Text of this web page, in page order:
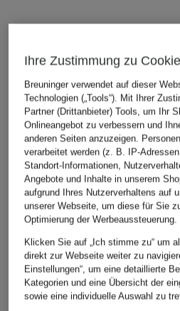
ÄHNLICHE ARTIKEL
Ihre Zustimmung zu
Breuninger verwendet auf dieser
Technologien („Tools“). Mit Ihrer
Partner (Drittanbieter) Tools, um Ihr
Onlineangebot zu verbessern und
anderen Seiten anzuzeigen.
verarbeitet werden (z. B. IP-
Standort-Informationen,
Angebote und Inhalte in unserem
aufgrund Ihres Nutzerverhaltens auf
unserer Webseite, um diese für Sie
Optimierung der Werbeaussteuerung.
Klicken Sie auf „Ich stimme zu“ um
direkt zur Webseite weiter zu
Einstellungen“, um eine detaillierte
Kategorien und eine Übersicht der
sowie eine individuelle Auswahl zu